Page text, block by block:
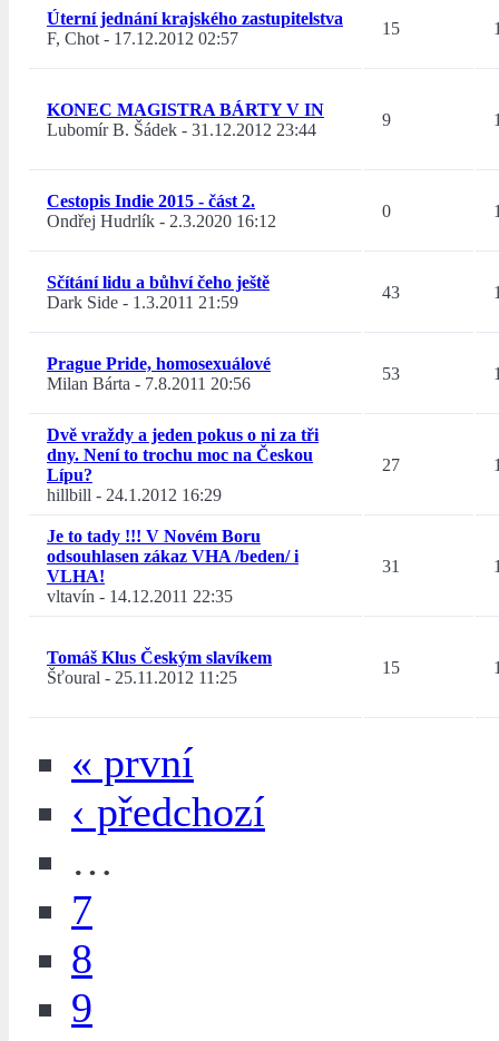
Úterní jednání krajského zastupitelstva
F, Chot- 17.12.2012 02:57
15
KONEC MAGISTRA BÁRTY V IN
Lubomír B. Šádek - 31.12.2012 23:44
9
Cestopis Indie 2015 - část 2.
Ondřej Hudrlík - 2.3.2020 16:12
0
Sčítání lidu a bůhví čeho ještě
Dark Side - 1.3.2011 21:59
43
Prague Pride, homosexuálové
Milan Bárta - 7.8.2011 20:56
53
Dvě vraždy a jeden pokus o ni za tři
dny. Není to trochu moc na Českou
Lípu?
hillbill - 24.1.2012 16:29
27
Je to tady !!! V Novém Boru
odsouhlasen zákaz VHA /beden/ i
VLHA!
vltavín - 14.12.2011 22:35
31
Tomáš Klus Českým slavíkem
Šťoural - 25.11.2012 11:25
15
« první
‹ předchozí
…
7
8
9